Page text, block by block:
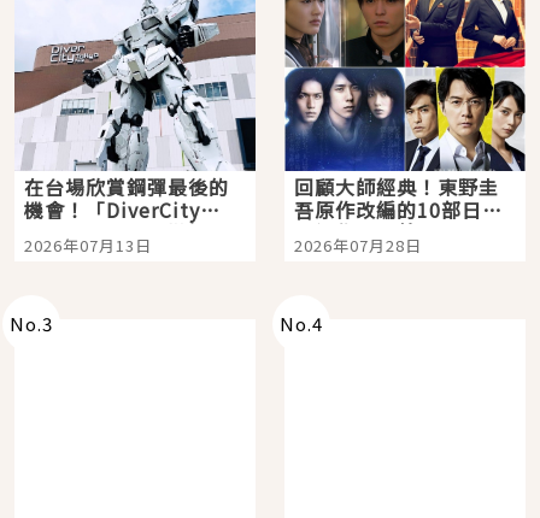
在台場欣賞鋼彈最後的
機會！「DiverCity
Tokyo Plaza」搭船、
購物、美食及夜景，一
2026年07月13日
回顧大師經典！東野圭
吾原作改編的10部日本
影視作品推薦
2026年07月28日
No.3 No.4